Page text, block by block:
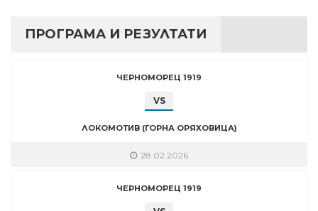
ПРОГРАМА И РЕЗУЛТАТИ
ЧЕРНОМОРЕЦ 1919
VS
ЛОКОМОТИВ (ГОРНА ОРЯХОВИЦА)
28.02.2026
ЧЕРНОМОРЕЦ 1919